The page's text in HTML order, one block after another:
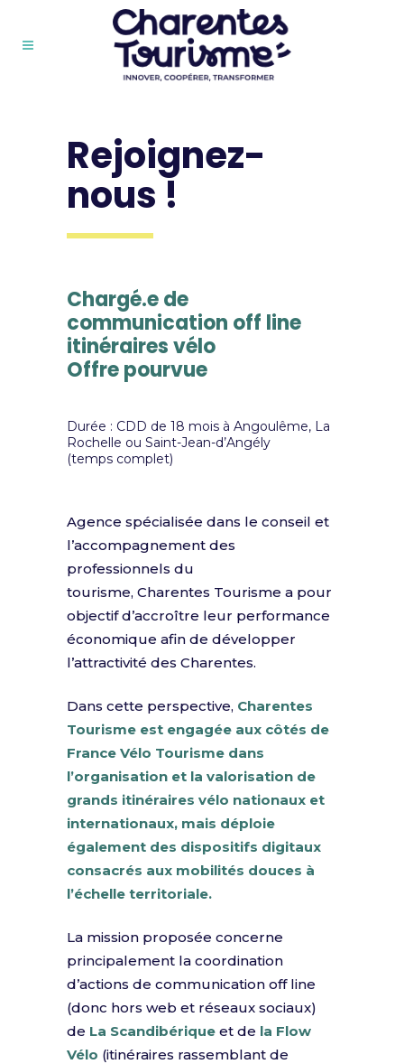
Rejoignez-
nous !
Chargé.e de
communication off line
itinéraires vélo
Offre pourvue
Durée : CDD de 18 mois à Angoulême, La
Rochelle ou Saint-Jean-d’Angély
(temps complet)
Agence spécialisée dans le conseil et
l’accompagnement des
professionnels du
tourisme, Charentes Tourisme a pour
objectif d’accroître leur performance
économique afin de développer
l’attractivité des Charentes.
Dans cette perspective, Charentes
Tourisme est engagée aux côtés de
France Vélo Tourisme dans
l’organisation et la valorisation de
grands itinéraires vélo nationaux et
internationaux, mais déploie
également des dispositifs digitaux
consacrés aux mobilités douces à
l’échelle territoriale.
La mission proposée concerne
principalement la coordination
d’actions de communication off line
(donc hors web et réseaux sociaux)
de La Scandibérique et de la Flow
Vélo (itinéraires rassemblant de